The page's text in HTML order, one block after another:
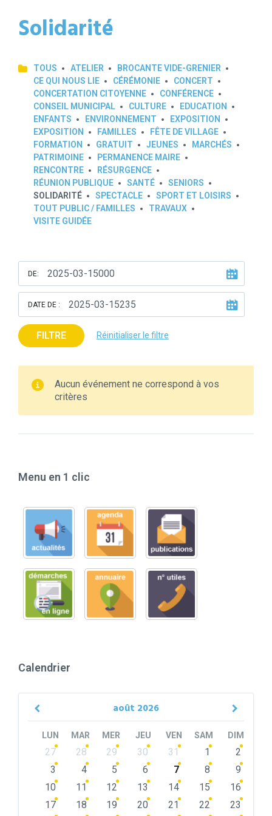
Solidarité
TOUS ATELIER
BROCANTE VIDE-GRENIER
CE QUI NOUS LIE
CÉRÉMONIE
CONCERT
CONCERTATION CITOYENNE
CONFÉRENCE
CONSEIL MUNICIPAL
CULTURE
EDUCATION
ENFANTS
ENVIRONNEMENT
EXPOSITION
EXPOSITION
FAMILLES
FÊTE DE VILLAGE
FORMATION
GRATUIT JEUNES
MARCHÉS
PATRIMOINE
PERMANENCE MAIRE
RENCONTRE
RÉSURGENCE
RÉUNION PUBLIQUE
SANTÉ
SENIORS
SOLIDARITÉ
SPECTACLE
SPORT ET LOISIRS
TOUT PUBLIC / FAMILLES
TRAVAUX
VISITE GUIDÉE
DE:
DATE DE :
FILTRE Réinitialiser le filtre
Aucun événement ne correspond à vos
critères
Menu en 1 clic
Calendrier
août 2026
Previous
LUN MAR MER JEU VEN SAM DIM
Skip
calendar
27 28 29 30 31 1
2
3
4 5 6 7 8
9
10
11 12 13 14 15
16
17
18 19 20 21 22
23